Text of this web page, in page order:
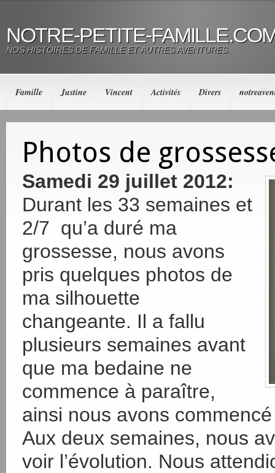
NOTRE-PETITE-
NOS HISTOIRES DE FAMILLE ET AUTRES AVENTURES.
Famille Justine Vincent Activités Divers
Photos de
Samedi 29 juillet 2012:
Durant les 33 semaines et
2/7 qu’a duré ma
grossesse, nous avons
pris quelques photos de
ma silhouette
changeante. Il a fallu
plusieurs semaines avant
que ma bedaine ne
commence à paraître,
ainsi nous avons
Aux deux semaines, nous
voir l’évolution. Nous